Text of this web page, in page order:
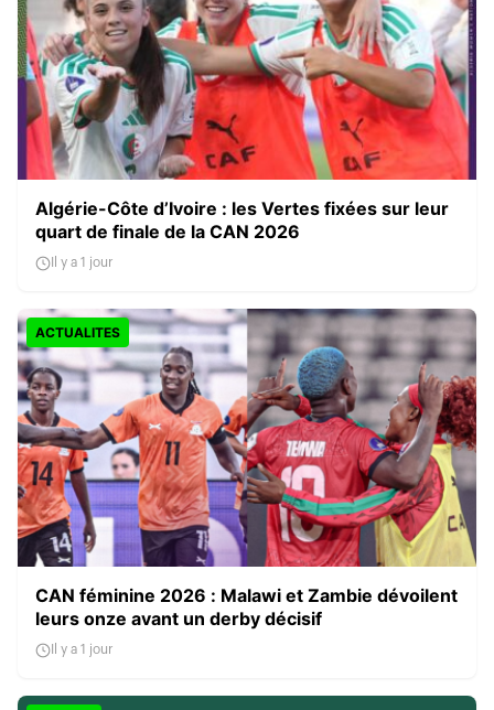
Algérie-Côte d’Ivoire : les Vertes fixées sur leur
quart de finale de la CAN 2026
Il y a 1 jour
ACTUALITES
CAN féminine 2026 : Malawi et Zambie dévoilent
leurs onze avant un derby décisif
Il y a 1 jour